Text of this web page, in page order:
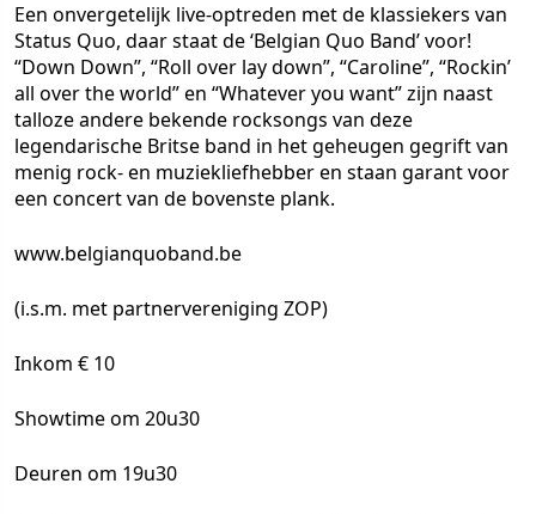
Een onvergetelijk live-optreden met de klassiekers van
Status Quo, daar staat de ‘Belgian Quo Band’ voor!
“Down Down”, “Roll over lay down”, “Caroline”, “Rockin’
all over the world” en “Whatever you want” zijn naast
talloze andere bekende rocksongs van deze
legendarische Britse band in het geheugen gegrift van
menig rock- en muziekliefhebber en staan garant voor
een concert van de bovenste plank.
www.belgianquoband.be
(i.s.m. met partnervereniging ZOP)
Inkom € 10
Showtime om 20u30
Deuren om 19u30